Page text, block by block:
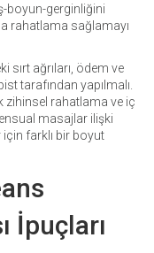
boyun-gerginliğini
rahatlama sağlamayı
sırt ağrıları, ödem ve
tarafından yapılmalı.
zihinsel rahatlama ve iç
masajlar ilişki
için farklı bir boyut
İpuçları